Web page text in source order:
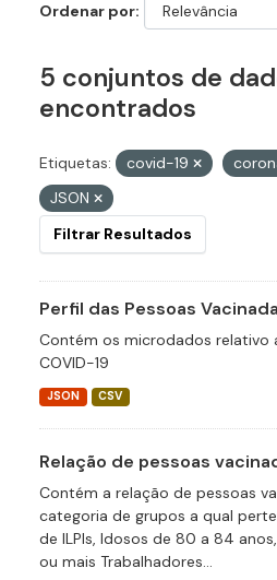
Ordenar por
5 conjuntos de
encontrados
Etiquetas: covid-19
JSON
Filtrar Resultados
Perfil das Pessoas
Contém os microdados relativo
COVID-19
JSON CSV
Relação de pessoas
Contém a relação de pessoas
categoria de grupos a qual
de ILPIs, Idosos de 80 a 84
ou mais Trabalhadores...